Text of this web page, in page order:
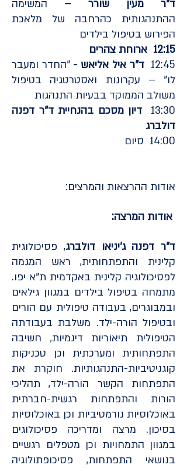
ד"ר מעין שורר – המשימה
ההתנהגותית כהרחבה של מלאכת
הפירוש בטיפול בילדים
12:15 ארוחת צהרים
12:45 ד"ר איל אליאש - "החדר ומעבר
לו" – עקרונות ואסטרטגיה בטיפול
משולב הממוקד בבעיות התנהגות
13:30
דיון מסכם בהנחיית ד"ר דפנה
דולברג
14:00 סיום
אודות ההרצאות והמרצים:
אודות המרצה:
ד"ר דפנה ג'יניאו דולברג, פסיכולוגית
קלינית והתפתחותית, ראש המגמה
לפסיכולוגיה קלינית באקדמית ת"א יפו.
מתמחה בטיפול בילדים במגוון גילאים
ובמבוגרים, בעבודה טיפולית עם הורים
ובטיפול הורה-ילד. משלבת בעבודתה
הטיפולית תיאוריות דינמיות, חשיבה
התפתחותית ומערכתית וכן טכניקות
קוגניטיביות-התנהגותיות. חוקרת את
התפתחות הקשר הורה-ילד, תהליכי
הורות והתפתחות רגשית-חברתית
באוכלוסיות נורמטיביות וכן באוכלוסיות
בסיכון. מרצה ומדריכה פסיכולוגים
במגוון התמחויות וכן מטפלים רגשיים
בנושאי התפתחות, פסיכופתולוגיה